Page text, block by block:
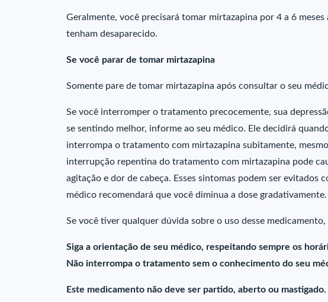
Geralmente, você precisará tomar mirtazapina por 4 a 6 meses
tenham desaparecido.
Se você parar de tomar mirtazapina
Somente pare de tomar mirtazapina após consultar o seu
Se você interromper o tratamento precocemente, sua
se sentindo melhor, informe ao seu médico. Ele decidirá
interrompa o tratamento com mirtazapina subitamente,
interrupção repentina do tratamento com mirtazapina pode
agitação e dor de cabeça. Esses sintomas podem ser evitados
médico recomendará que você diminua a dose gradativamente.
Se você tiver qualquer dúvida sobre o uso desse
Siga a orientação de seu médico, respeitando sempre os
Não interrompa o tratamento sem o conhecimento do seu
Este medicamento não deve ser partido, aberto ou mastigado.